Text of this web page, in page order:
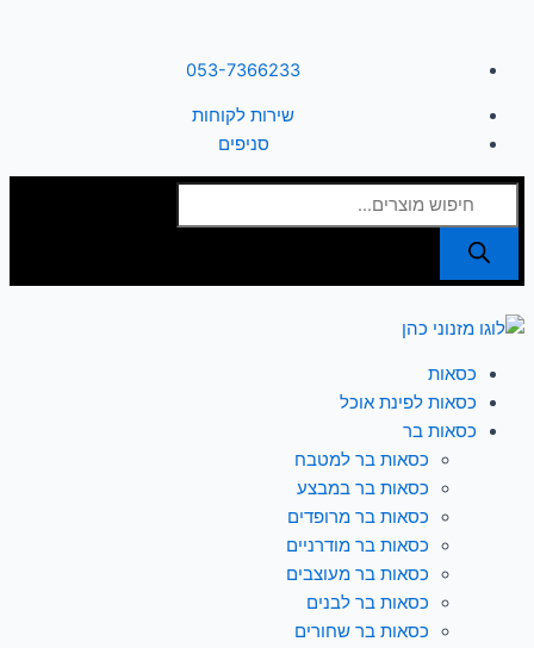
053-7366233
שירות לקוחות
סניפים
Products
search
כסאות
כסאות לפינת אוכל
כסאות בר
כסאות בר למטבח
כסאות בר במבצע
כסאות בר מרופדים
כסאות בר מודרניים
כסאות בר מעוצבים
כסאות בר לבנים
כסאות בר שחורים